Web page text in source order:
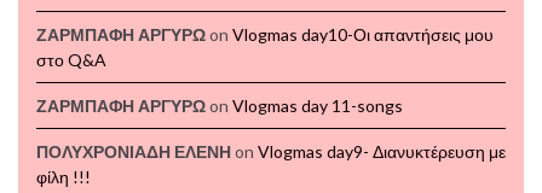
ΖΑΡΜΠΑΦΗ ΑΡΓΥΡΩon Vlogmas day10-Οι απαντήσεις μου
στο Q&A
ΖΑΡΜΠΑΦΗ ΑΡΓΥΡΩon Vlogmas day 11-songs
ΠΟΛΥΧΡΟΝΙΑΔΗ ΕΛΕΝΗon Vlogmas day9- Διανυκτέρευση με
φίλη !!!